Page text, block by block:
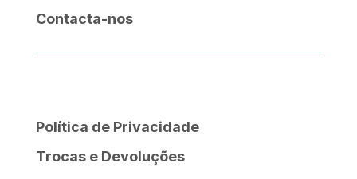
Contacta-nos
Política de Privacidade
Trocas e Devoluções